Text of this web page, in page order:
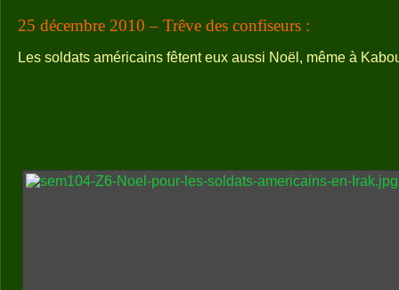
25 décembre 2010 – Trêve des confiseurs :
Les soldats américains fêtent eux aussi Noël, même à